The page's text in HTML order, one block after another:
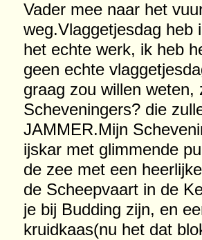
Vader mee naar het
weg.Vlaggetjesdag heb
het echte werk, ik heb
geen echte
graag zou willen weten,
Scheveningers? die
JAMMER.Mijn
ijskar met glimmende
de zee met een
de Scheepvaart in de
je bij Budding zijn, en
kruidkaas(nu het dat